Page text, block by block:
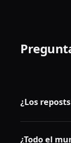
¿Los
historial de
¿Todo el